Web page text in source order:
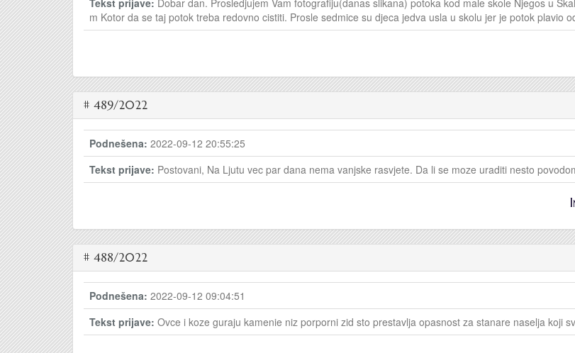
Tekst prijave: Dobar dan. Prosledjujem Vam fotografiju(danas slikana) potoka kod male skole Njegos u
m Kotor da se taj potok treba redovno cistiti. Prosle sedmice su djeca jedva usla u skolu jer je potok plavio
# 489/2022
Podnešena: 2022-09-12 20:55:25
Tekst prijave: Postovani, Na Ljutu vec par dana nema vanjske rasvjete. Da li se moze uraditi nesto
# 488/2022
Podnešena: 2022-09-12 09:04:51
Tekst prijave: Ovce i koze guraju kamenie niz porporni zid sto prestavlja opasnost za stanare naselja koji